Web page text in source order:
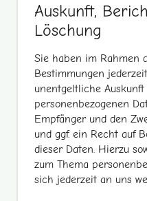
Auskunft,
Löschung
Sie haben im Rahmen
Bestimmungen
unentgeltliche
personenbezogenen
Empfänger und den
und ggf. ein Recht auf
dieser Daten. Hierzu
zum Thema
sich jederzeit an uns